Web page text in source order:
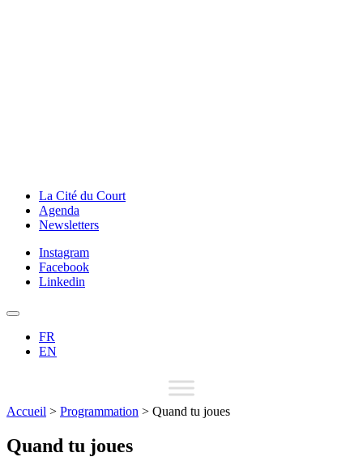
La Cité du Court
Agenda
Newsletters
Instagram
Facebook
Linkedin
FR
EN
Accueil > Programmation > Quand tu joues
Quand tu joues